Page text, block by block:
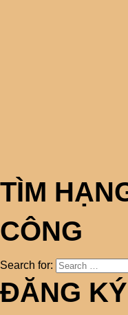
TÌM
CÔNG
Search for:
ĐĂNG